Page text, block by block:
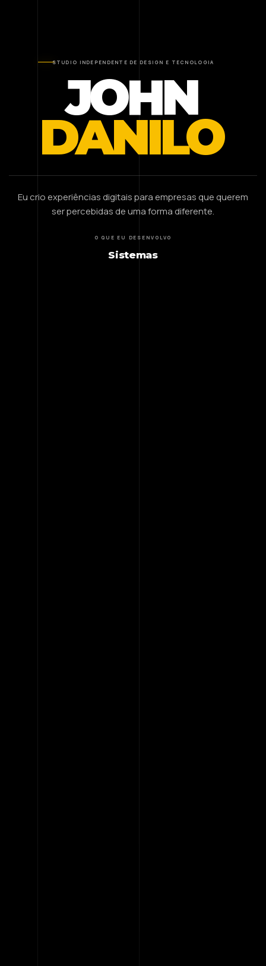
STUDIO INDEPENDENTE DE DESIGN E TECNOLOGIA
JOHN
DANILO
Eu crio experiências digitais para empresas que querem
ser percebidas de uma forma diferente.
O QUE EU DESENVOLVO
Sistemas